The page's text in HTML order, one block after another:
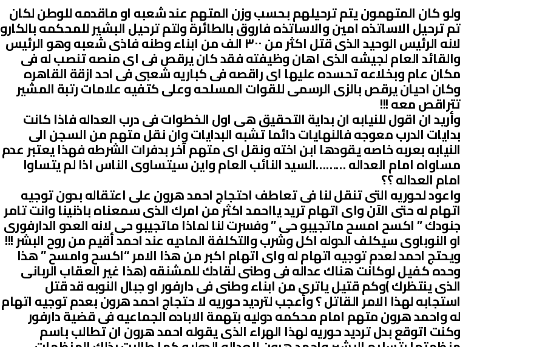
ولو كان المتهمون يتم ترحيلهم بحسب وزن المتهم عند شعبه او ماقدمه للوطن لكان
تم ترحيل الاساتذه امين والاساتذه فاروق بالطائرة ولتم ترحيل البشير للمحكمه بالكارو
لانه الرئيس الوحيد الذى قتل اكثر من ٣٠٠ الف من ابناء وطنه فاذى شعبه وهو الرئيس
والقائد العام لجيشه الذى اهان وظيفته فقد كان يرقص فى اى منصه تنصب له فى
مكان عام وبخلاعه تحسده عليها اى راقصه فى كباريه شعبى فى احد ازقة القاهره
وكان احيان يرقص بالزى الرسمى للقوات المسلحه وعلى كتفيه علامات رتبة المشير
تتراقص معه !!!
وأريد ان اقول للنيابه ان بداية التحقيق هى اول الخطوات فى درب العداله فاذا كانت
بدايات الدرب معوجه فالنهايات دائما تشبه البدايات وان نقل متهم من السجن الى
النيابه بعربه خاصه يقودها ابن اخته ونقل اى متهم آخر بدفرات الشرطه فهذا يعتبر عدم
مساواه امام العداله ………السيد النائب العام واين سيتساوى الناس اذا لم يتساوا
امام العداله ؟؟
واعود لحوريه التى تنقل لنا فى تعاطف احتجاج احمد هرون على اعتقاله بدون توجيه
اتهام له حتى الآن واى اتهام تريد يااحمد اكثر من امرك الذى سمعناه باذنينا وانت تامر
جنودك ” اكسح امسح ماتجيبو حى ” وفسرت لنا لماذا ماتجيبو حى لانه العدو الدارفورى
او النوباوى سيكلف الدوله اكل وشرب والتكلفة الماديه عند احمد أقيم من روح البشر !!!
ويحتج احمد لعدم توجيه اتهام له واى اتهام اكبر من هذا الامر “اكسح وامسح ” هذا
وحده كفيل لوكانت هناك عداله فى وطنى لقادك للمشنقه (هذا غير العقاب الربانى
الذى ينتظرك )وكم قتيل ياترى من ابناء وطنى فى دارفور او جبال النوبه قد قتل
استجابه لهذا الامر القاتل ؟ وأعجب لترديد حوريه لا حتجاج احمد هرون بعدم توجيه اتهام
له واحمد هرون متهم امام محكمه دوليه بتهمة الاباده الجماعيه فى قضية دارفور
وكنت اتوقع بدل ترديد حوريه لهذا الهراء الذى يقوله احمد هرون ان تطالب باسم